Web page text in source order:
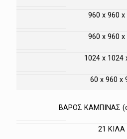
960 x 960 x
960 x 960 x
1024 x 1024
60 x 960 x
ΒΑΡΟΣ ΚΑΜΠΙΝΑΣ
21 ΚΙΛΑ